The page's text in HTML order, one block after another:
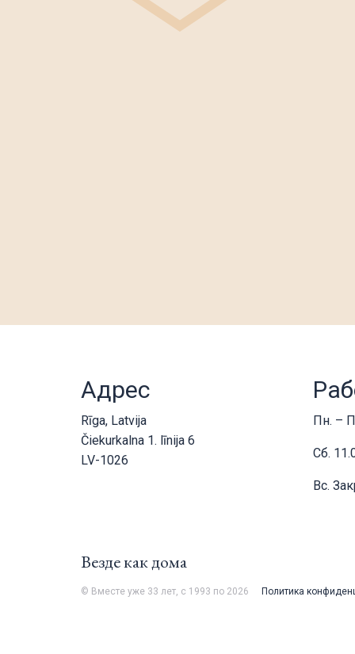
Адрес
Rīga, Latvija
Čiekurkalna 1. līnija 6
LV-1026
Пн. –
Сб.
Вс.
Везде как дома
© Вместе уже 33 лет, с 1993 по 2026 Политика